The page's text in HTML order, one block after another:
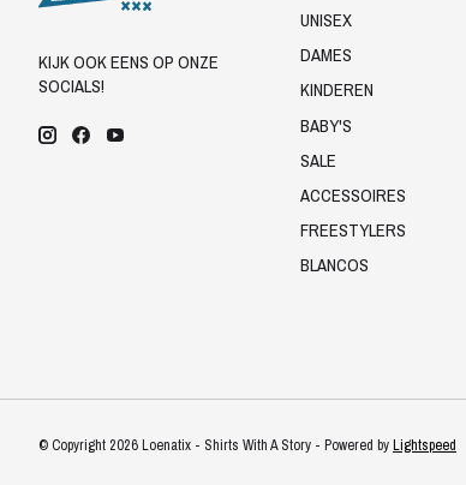
KIJK OOK EENS OP ONZE
SOCIALS!
UNISEX
DAMES
KINDEREN
BABY'S
SALE
ACCESSOIRES
FREESTYLERS
BLANCOS
© Copyright 2026 Loenatix - Shirts With A Story - Powered byLightspeed